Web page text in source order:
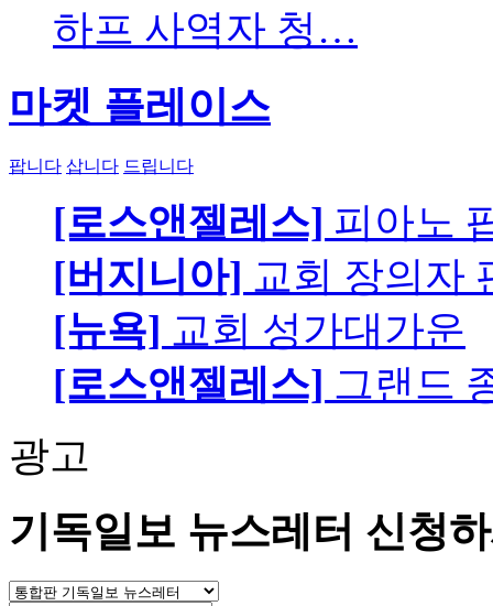
하프 사역자 청…
마켓 플레이스
팝니다 삽니다 드립니다
[로스앤젤레스] 피아노
[버지니아] 교회 장의자
[뉴욕] 교회 성가대가운
[로스앤젤레스] 그랜드
광고
기독일보 뉴스레터 신청